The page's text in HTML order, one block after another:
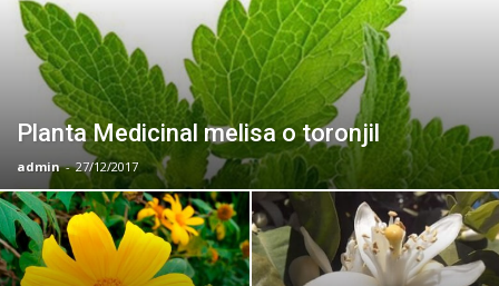
Planta Medicinal melisa o toronjil
admin - 27/12/2017